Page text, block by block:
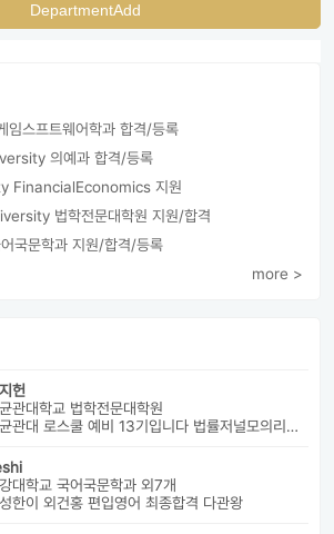
DepartmentAdd
스프트웨어학과 합격/등록
의예과 합격/등록
FinancialEconomics 지원
법학전문대학원 지원/합격
국문학과 지원/합격/등록
more >
헌
관대학교 법학전문대학원
성균관대 로스쿨 예비 13기입니다 법률저널모의리트 전체3등으로 장학금 ...
대학교 국어국문학과 외7개
한이 외건홍 편입영어 최종합격 다관왕